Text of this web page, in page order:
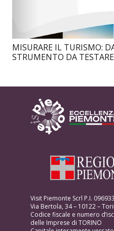
MISURARE IL TURISMO:
STRUMENTO DA
Visit Piemonte Scrl P.I.
Via Bertola, 34 – 10122 –
Codice fiscale e numero
delle Imprese di TORINO